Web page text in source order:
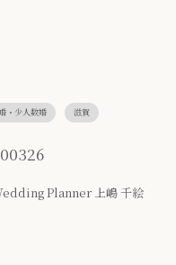
・少人数婚 滋賀
Planner 上嶋 千絵